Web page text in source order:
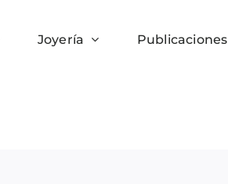
Joyería Publicaciones